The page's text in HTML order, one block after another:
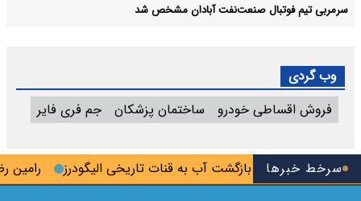
سرخط خبرها رامین بازگشت آب به قنات تاریخی الیگودرز پلمب شد
سرمربی تیم فوتبال صنعت‌نفت آبادان مشخص شد
وب گردی
فروش اقساطی خودرو
ساختمان پزشکان جم فری فایر